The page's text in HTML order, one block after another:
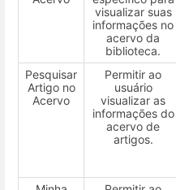
visualizar suas
informações no
acervo da
biblioteca.
Pesquisar
Artigo no
Acervo
Permitir ao
usuário
visualizar as
informações do
acervo de
artigos.